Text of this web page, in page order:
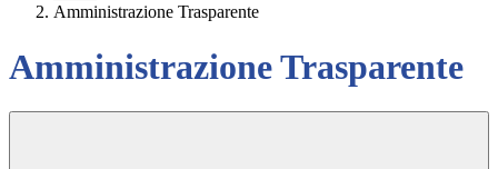
Amministrazione Trasparente
Amministrazione Trasparente